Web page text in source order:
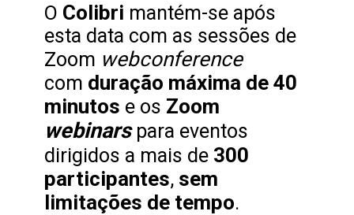
O Colibri mantém-se após
esta data com as sessões de
Zoom webconference
com duração máxima de 40
minutos e os Zoom
webinars para eventos
dirigidos a mais de 300
participantes, sem
limitações de tempo.